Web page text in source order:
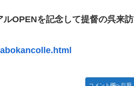
OPENを記念して提督の呉来訪